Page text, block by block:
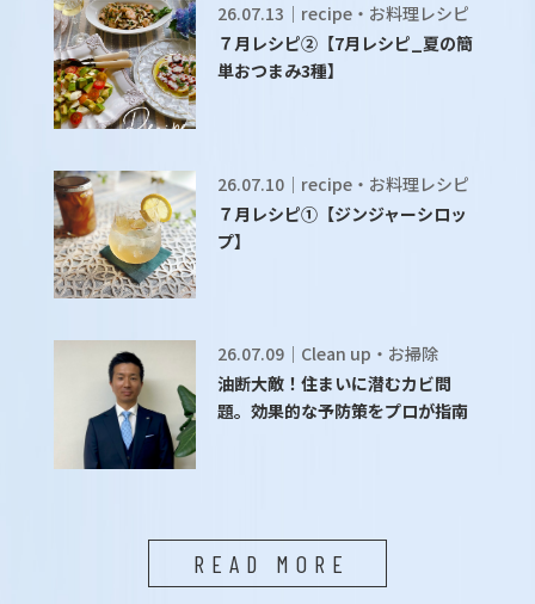
26.07.13｜recipe・お料理レシピ
７月レシピ②【7月レシピ_夏の簡
単おつまみ3種】
26.07.10｜recipe・お料理レシピ
７月レシピ①【ジンジャーシロッ
プ】
26.07.09｜Clean up・お掃除
油断大敵！住まいに潜むカビ問
題。効果的な予防策をプロが指南
READ MORE